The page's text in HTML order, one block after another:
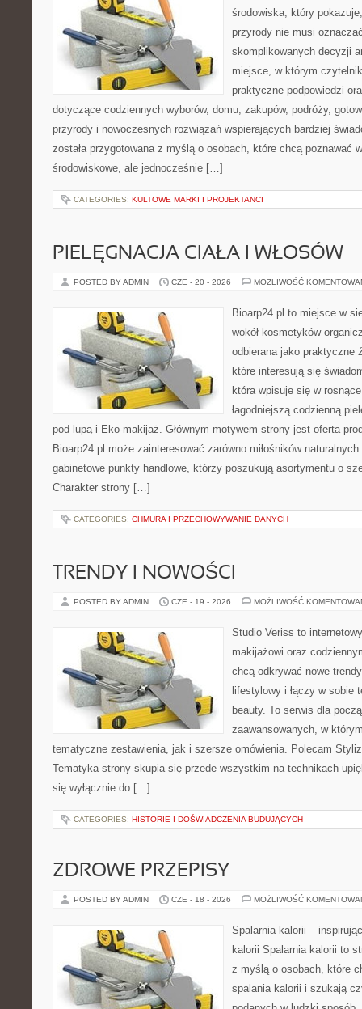
środowiska, który
przyrody nie musi
skomplikowanych decyzji
miejsce, w którym
praktyczne podpowiedzi
dotyczące codziennych wyborów, domu, zakupów, podróży,
przyrody i nowoczesnych rozwiązań wspierających bardziej
została przygotowana z myślą o osobach, które chcą poznawać
środowiskowe, ale jednocześnie […]
CATEGORIES: KULTOWE MARKI I PROJEKTANCI
PIELĘGNACJA CIAŁA I WŁOSÓW
POSTED BY ADMIN CZE - 20 - 2026 MOŻLIWOŚĆ
Bioarp24.pl to miejsce w
wokół kosmetyków
odbierana jako praktyczne
które interesują się
która wpisuje się w
łagodniejszą codzienną
pod lupą i Eko-makijaż. Głównym motywem strony jest oferta
Bioarp24.pl może zainteresować zarówno miłośników
gabinetowe punkty handlowe, którzy poszukują asortymentu o
Charakter strony […]
CATEGORIES: CHMURA I PRZECHOWYWANIE DANYCH
TRENDY I NOWOŚCI
POSTED BY ADMIN CZE - 19 - 2026 MOŻLIWOŚĆ
Studio Veriss to
makijażowi oraz
chcą odkrywać nowe
lifestylowy i łączy w sobie
beauty. To serwis dla
zaawansowanych, w
tematyczne zestawienia, jak i szersze omówienia. Polecam
Tematyka strony skupia się przede wszystkim na technikach
się wyłącznie do […]
CATEGORIES: HISTORIE I DOŚWIADCZENIA BUDUJĄCYCH
ZDROWE PRZEPISY
POSTED BY ADMIN CZE - 18 - 2026 MOŻLIWOŚĆ
Spalarnia kalorii –
kalorii Spalarnia kalorii to
z myślą o osobach, które
spalania kalorii i szukają